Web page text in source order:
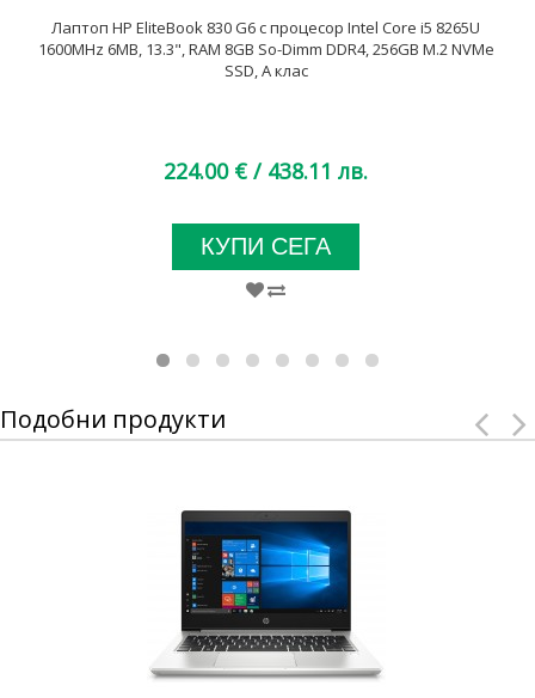
Лаптоп HP EliteBook 830 G6 с процесор Intel Core i5 8265U
1600MHz 6MB, 13.3", RAM 8GB So-Dimm DDR4, 256GB M.2 NVMe
SSD, A клас
224.00 € / 438.11 лв.
КУПИ СЕГА
Подобни продукти